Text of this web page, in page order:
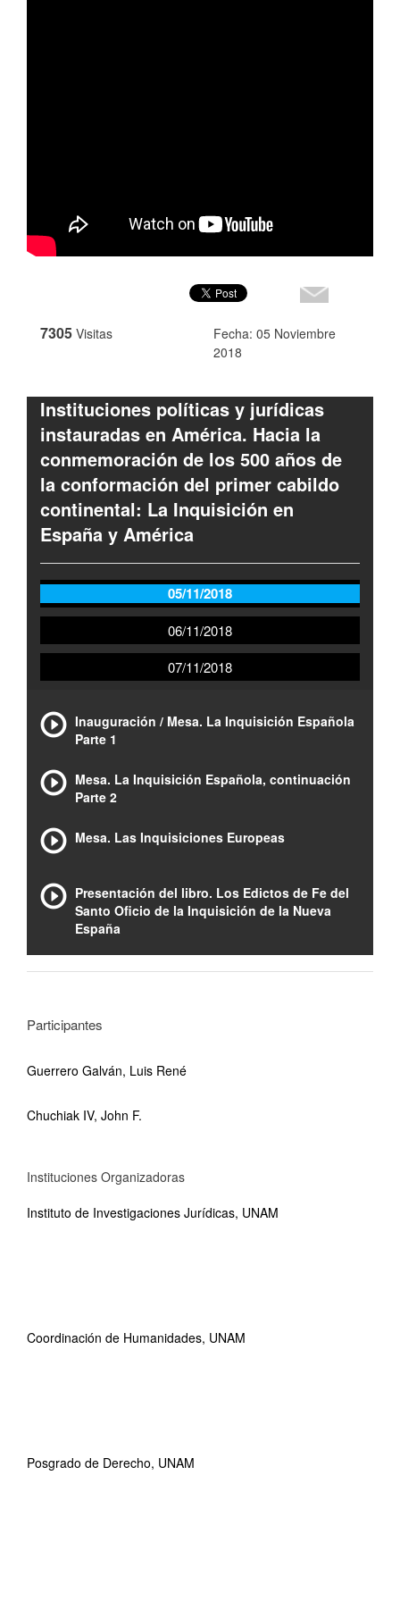
7305 Visitas
Fecha: 05 Noviembre
2018
Instituciones políticas y jurídicas
instauradas en América. Hacia la
conmemoración de los 500 años de
la conformación del primer cabildo
continental: La Inquisición en
España y América
05/11/2018
06/11/2018
07/11/2018
Inauguración / Mesa. La Inquisición Española
Parte 1
Mesa. La Inquisición Española, continuación
Parte 2
Mesa. Las Inquisiciones Europeas
Presentación del libro. Los Edictos de Fe del
Santo Oficio de la Inquisición de la Nueva
España
Participantes
Guerrero Galván, Luis René
Chuchiak IV, John F.
Instituciones Organizadoras
Instituto de Investigaciones Jurídicas, UNAM
Coordinación de Humanidades, UNAM
Posgrado de Derecho, UNAM